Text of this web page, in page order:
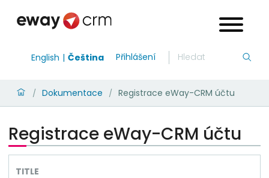
English Čeština Přihlášení
/ Dokumentace / Registrace eWay-CRM účtu
Registrace eWay-CRM účtu
TITLE